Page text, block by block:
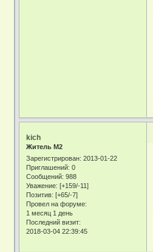
kich
Житель М2
Зарегистрирован: 2013-01-22
Приглашений: 0
Сообщений: 988
Уважение: [+159/-11]
Позитив: [+65/-7]
Провел на форуме:
1 месяц 1 день
Последний визит:
2018-03-04 22:39:45